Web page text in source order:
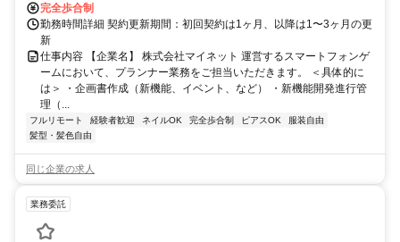
完全歩合制
勤務時間詳細 契約更新期間：初回契約は1ヶ月、以降は1〜3ヶ月の更
新
仕事内容 【企業名】 株式会社マイネット 運営するスマートフォンゲ
ームにおいて、プランナー業務をご担当いただきます。 ＜具体的に
は＞ ・企画書作成（新機能、イベント、など） ・新機能開発進行管
理（...
フルリモート 経験者歓迎 ネイルOK 完全歩合制 ピアスOK
服装自由
髪型・髪色自由
同じ企業の求人
業務委託